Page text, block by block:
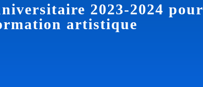
2023-2024 pour
artistique